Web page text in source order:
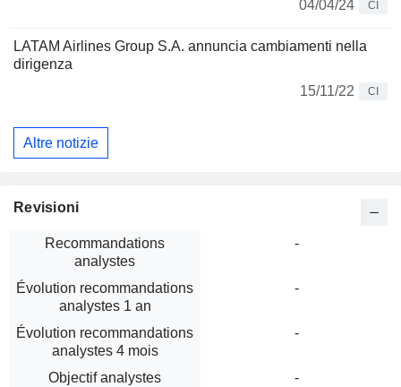
04/04/24
CI
LATAM Airlines Group S.A. annuncia cambiamenti nella
dirigenza
15/11/22
CI
Altre notizie
Revisioni
Recommandations
analystes
-
Évolution recommandations
analystes 1 an
-
Évolution recommandations
analystes 4 mois
-
Objectif analystes
-